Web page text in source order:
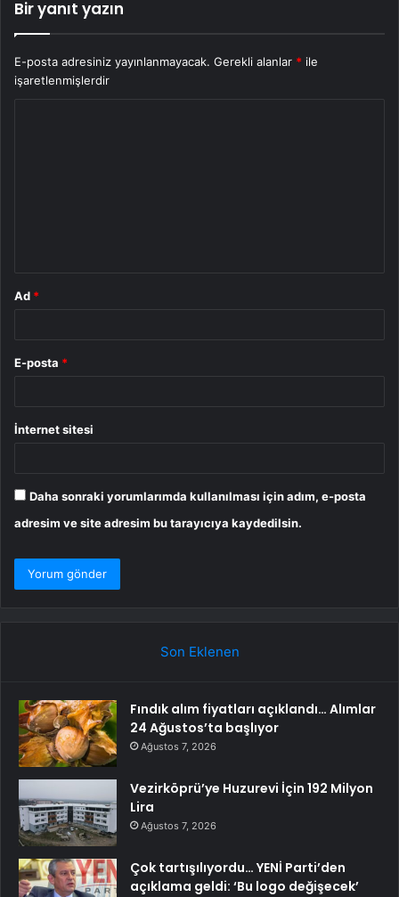
Bir yanıt yazın
E-posta adresiniz yayınlanmayacak. Gerekli alanlar * ile
işaretlenmişlerdir
Ad *
E-posta *
İnternet sitesi
Daha sonraki yorumlarımda kullanılması için adım, e-posta
adresim ve site adresim bu tarayıcıya kaydedilsin.
Son Eklenen
Fındık alım fiyatları açıklandı… Alımlar
24 Ağustos’ta başlıyor
Ağustos 7, 2026
Vezirköprü’ye Huzurevi İçin 192 Milyon
Lira
Ağustos 7, 2026
Çok tartışılıyordu… YENİ Parti’den
açıklama geldi: ‘Bu logo değişecek’